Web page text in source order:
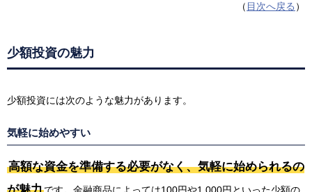
（ 目次へ戻る ）
少額投資の魅力
少額投資には次のような魅力があります。
気軽に始めやすい
高額な資金を準備する必要がなく、気軽に始められるの